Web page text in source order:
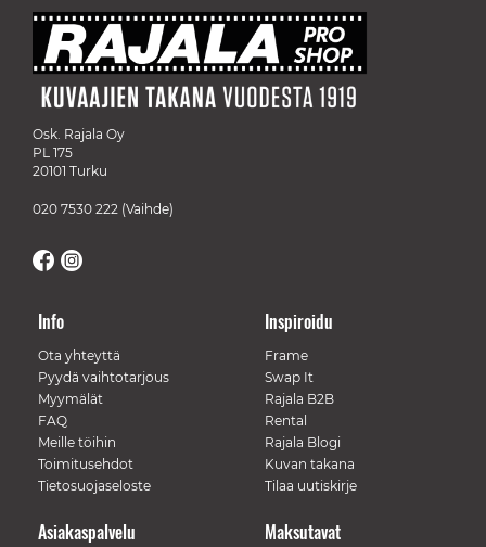
Osk. Rajala Oy
PL 175
20101 Turku
020 7530 222 (Vaihde)
Info
Ota yhteyttä
Pyydä vaihtotarjous
Myymälät
FAQ
Meille töihin
Toimitusehdot
Tietosuojaseloste
Inspiroidu
Frame
Swap It
Rajala B2B
Rental
Rajala Blogi
Kuvan takana
Tilaa uutiskirje
Maksutavat
Asiakaspalvelu